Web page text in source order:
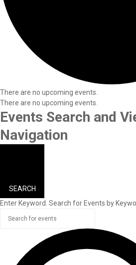
There are no upcoming events.
There are no upcoming events.
Events Search and
Navigation
SEARCH
Enter Keyword. Search for Events by